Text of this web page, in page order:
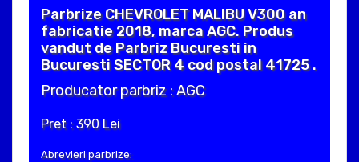
Parbrize CHEVROLET MALIBU V300 an
fabricatie 2018, marca AGC. Produs
vandut de Parbriz Bucuresti in
Bucuresti SECTOR 4 cod postal 41725 .
Producator parbriz : AGC
Pret : 390 Lei
Abrevieri parbrize: